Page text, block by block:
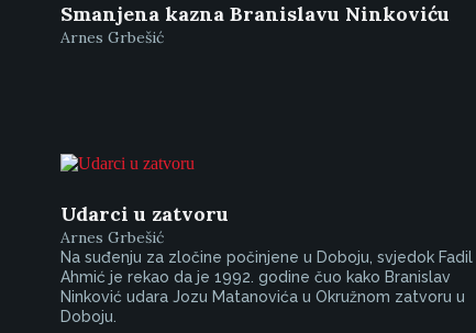
Smanjena kazna Branislavu Ninkoviću
Arnes Grbešić
Udarci u zatvoru
Arnes Grbešić
Na suđenju za zločine počinjene u Doboju, svjedok Fadil
Ahmić je rekao da je 1992. godine čuo kako Branislav
Ninković udara Jozu Matanovića u Okružnom zatvoru u
Doboju.